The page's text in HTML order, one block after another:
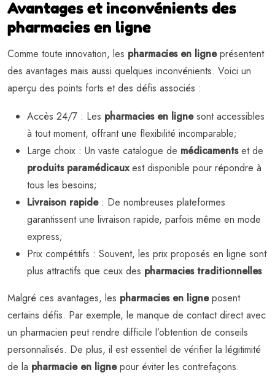
Avantages et inconvénients des
pharmacies en ligne
Comme toute innovation, les pharmacies en ligneprésentent
des avantages mais aussi quelques inconvénients. Voici un
aperçu des points forts et des défis associés :
Accès 24/7 : Les pharmacies en lignesont accessibles
à tout moment, offrant une flexibilité incomparable;
Large choix : Un vaste catalogue de médicamentset de
produits paramédicauxest disponible pour répondre à
tous les besoins;
Livraison rapide: De nombreuses plateformes
garantissent une livraison rapide, parfois même en mode
express;
Prix compétitifs : Souvent, les prix proposés en ligne sont
plus attractifs que ceux des pharmacies traditionnelles.
Malgré ces avantages, les pharmacies en ligneposent
certains défis. Par exemple, le manque de contact direct avec
un pharmacien peut rendre difficile l’obtention de conseils
personnalisés. De plus, il est essentiel de vérifier la légitimité
de la pharmacie en lignepour éviter les contrefaçons.